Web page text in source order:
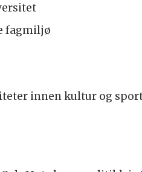
fagmiljø
innen kultur og